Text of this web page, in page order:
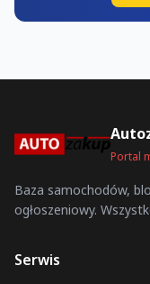
Portal
Baza samochodów,
ogłoszeniowy.
Serwis